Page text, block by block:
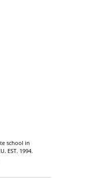
school in
EST. 1994.